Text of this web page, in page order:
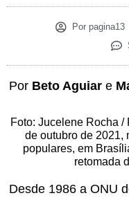
Porpagina13
Por Beto Aguiar e
Foto: Jucelene Rocha
de outubro de 2021,
populares, em
retomada
Desde 1986 a ONU